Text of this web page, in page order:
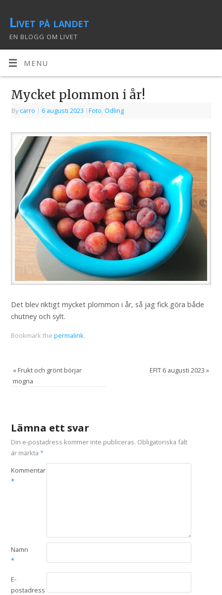
Livet på landet
EN BLOGG OM LIVET
MENU
Mycket plommon i år!
Bycarro | 6 augusti 2023 |Foto Odling
Det blev riktigt mycket plommon i år, så jag fick göra både
chutney och sylt.
Bookmark the permalink.
«Frukt och grönt börjar
mogna
EFIT 6 augusti 2023»
Lämna ett svar
Din e-postadress kommer inte publiceras. Obligatoriska fält
är märkta *
Kommentar
*
Namn
*
E-
postadress